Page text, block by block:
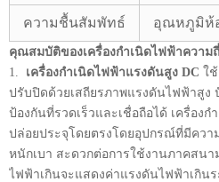
ความชื้นสัมพัทธ์ อุณหภูมิห้อ
คุณสมบัติของเครื่องกำเนิดไฟฟ้าความ
1. เครื่องกำเนิดไฟฟ้าแรงดันสูง DC ใ
ปรับปิดด้วยเสถียรภาพแรงดันไฟฟ้าสูง
ป้องกันที่รวดเร็วและเชื่อถือได้ เครื่อง
ปล่อยประจุโดยตรงโดยอุปกรณ์ที่มีคว
หนักเบา สะดวกต่อการใช้งานภาคสน
ไฟฟ้าเกินจะแสดงค่าแรงดันไฟฟ้าเกิน